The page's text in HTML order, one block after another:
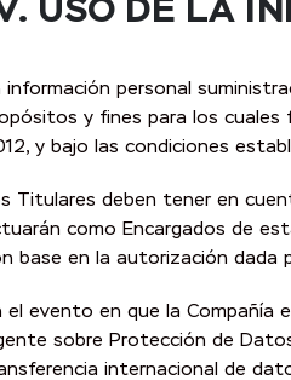
USO DE LA
información personal
y fines para los cuales
y bajo las condiciones
Titulares deben tener en
como Encargados de
base en la autorización dada
el evento en que la Compañía
sobre Protección de
internacional de